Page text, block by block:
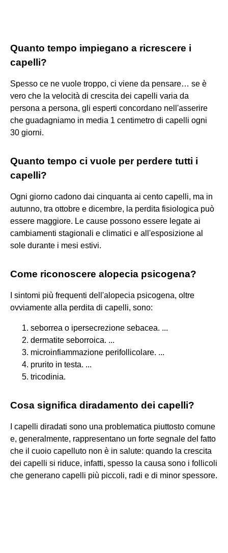
Quanto tempo impiegano a ricrescere i
capelli?
Spesso ce ne vuole troppo, ci viene da pensare… se è
vero che la velocità di crescita dei capelli varia da
persona a persona, gli esperti concordano nell'asserire
che guadagniamo in media 1 centimetro di capelli ogni
30 giorni.
Quanto tempo ci vuole per perdere tutti i
capelli?
Ogni giorno cadono dai cinquanta ai cento capelli, ma in
autunno, tra ottobre e dicembre, la perdita fisiologica può
essere maggiore. Le cause possono essere legate ai
cambiamenti stagionali e climatici e all'esposizione al
sole durante i mesi estivi.
Come riconoscere alopecia psicogena?
I sintomi più frequenti dell'alopecia psicogena, oltre
ovviamente alla perdita di capelli, sono:
seborrea o ipersecrezione sebacea. ...
dermatite seborroica. ...
microinfiammazione perifollicolare. ...
prurito in testa. ...
tricodinia.
Cosa significa diradamento dei capelli?
I capelli diradati sono una problematica piuttosto comune
e, generalmente, rappresentano un forte segnale del fatto
che il cuoio capelluto non è in salute: quando la crescita
dei capelli si riduce, infatti, spesso la causa sono i follicoli
che generano capelli più piccoli, radi e di minor spessore.